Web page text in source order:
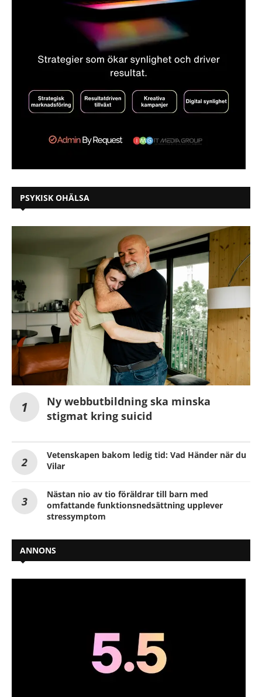
PSYKISK OHÄLSA
Ny webbutbildning ska minska
stigmat kring suicid
Vetenskapen bakom ledig tid: Vad Händer när du
Vilar
Nästan nio av tio föräldrar till barn med
omfattande funktionsnedsättning upplever
stressymptom
ANNONS